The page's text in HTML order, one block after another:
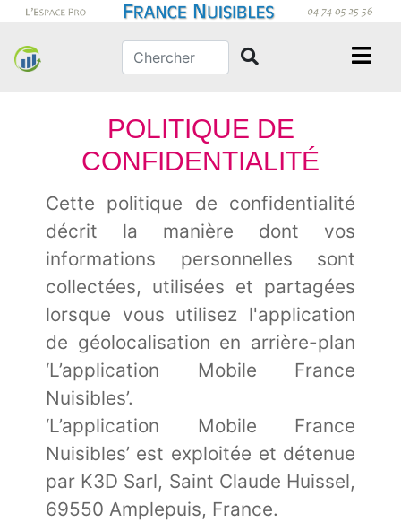
POLITIQUE DE
CONFIDENTIALITÉ
Cette politique de confidentialité
décrit la manière dont vos
informations personnelles sont
collectées, utilisées et partagées
lorsque vous utilisez l'application
de géolocalisation en arrière-plan
‘L’application Mobile France
Nuisibles’.
‘L’application Mobile France
Nuisibles’ est exploitée et détenue
par K3D Sarl, Saint Claude Huissel,
69550 Amplepuis, France.